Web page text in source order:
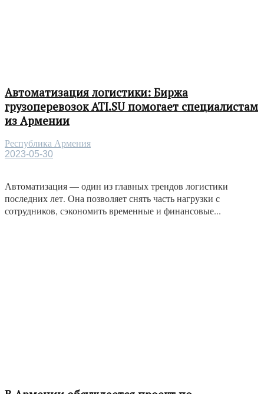
Автоматизация логистики: Биржа
грузоперевозок ATI.SU помогает специалистам
из Армении
Республика Армения
2023-05-30
Автоматизация — один из главных трендов логистики
последних лет. Она позволяет снять часть нагрузки с
сотрудников, сэкономить временные и финансовые...